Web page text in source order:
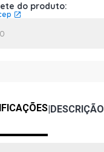
do produto:
|DESCRIÇÃO